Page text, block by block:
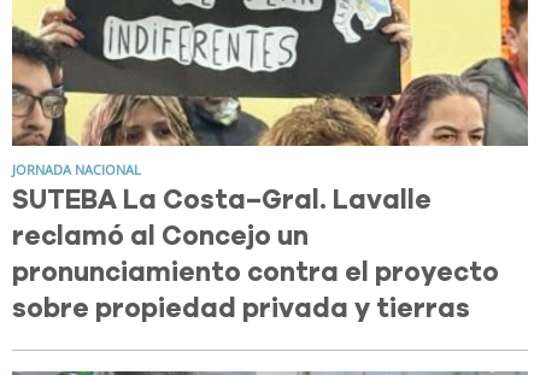
JORNADA NACIONAL
SUTEBA La Costa–Gral. Lavalle
reclamó al Concejo un
pronunciamiento contra el proyecto
sobre propiedad privada y tierras